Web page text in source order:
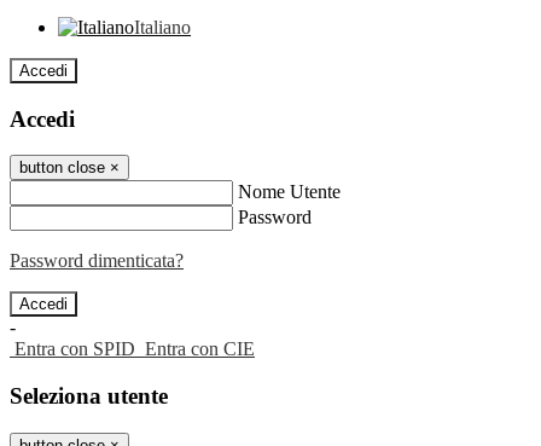
Italiano
Accedi
Accedi
button close ×
Nome Utente
Password
Password dimenticata?
-
Entra con SPID Entra con CIE
Seleziona utente